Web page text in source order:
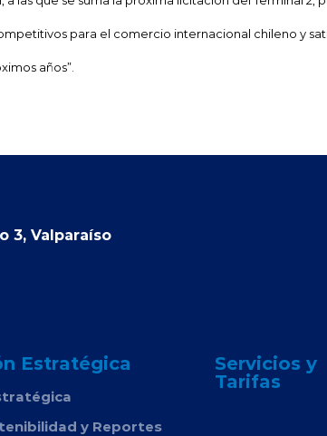
para el comercio internacional chileno y
años”.
3, Valparaíso
Estratégica
y Reportes
Servicios y
Tarifas